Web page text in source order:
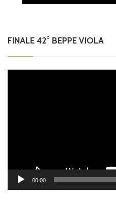
FINALE 42° BEPPE VIOLA
00:00